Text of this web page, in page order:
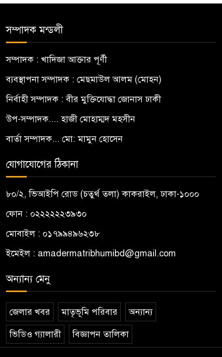
সম্পাদক মন্ডলী
সম্পাদক : খাদিজা আক্তার পূর্ণী
ব্যবস্থাপনা সম্পাদক : মেছমাউল আলম (মোহন)
নির্বাহী সম্পাদক : বীর মুক্তিযোদ্ধা জোনাস ঢাকী
উপ-সম্পাদক.... হাজী মোহাম্মদ মহসীন
বার্তা সম্পাদক... মো: মামুন হোসেন
যোগাযোগের ঠিকানা
৮০/২, ভিআইপি রোড (চতুর্থ তলা) কাকরাইল, ঢাকা-১০০০
ফোন : ০২২২২২২৩৯৩০
মোবাইল : ০১৭৯৯৪৯৬২৩৮
ইমেইল : amadermatribhumibd@gmail.com
অন্যান্য মেনু
জেলার খবর মাতৃভূমি পরিবার অন্যান্য
ভিডিও গ্যালারী বিজ্ঞাপন তালিকা